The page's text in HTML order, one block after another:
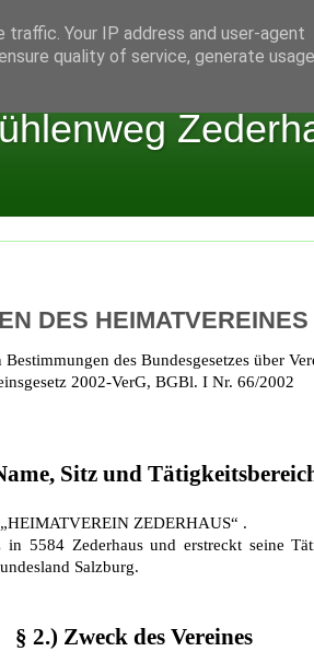
DES
Bestimmungen des Bundesgesetzes über
2002-VerG, BGBl. I Nr. 66/2002
Sitz und
ZEDERHAUS“ .
in 5584 Zederhaus und erstreckt seine
Salzburg.
§ 2.) Zweck des Vereines
Your IP address and user-agent
quality of service, generate usage